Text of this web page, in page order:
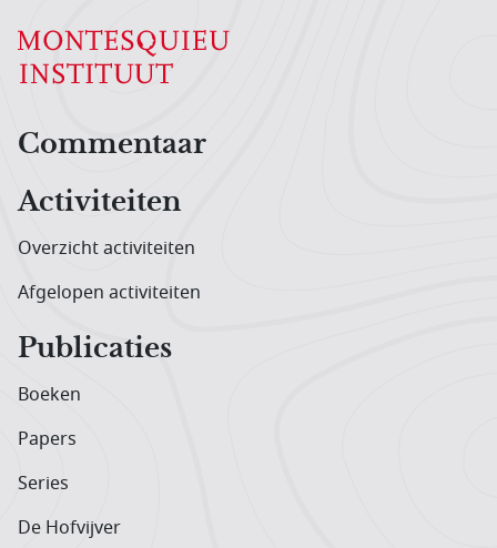
Hoofdnavigatiemenu
Commentaar
Activiteiten
Overzicht activiteiten
Afgelopen activiteiten
Publicaties
Boeken
Papers
Series
De Hofvijver